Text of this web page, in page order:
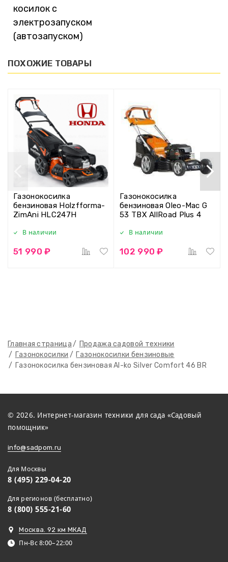
Главная страница
Продажа садовой техники
Газонокосилки
Газонокосилки бензиновые
Газонокосилка бензиновая Al-ko Silver Comfort 46 BR
косилок с
электрозапуском
(автозапуском)
ПОХОЖИЕ ТОВАРЫ
Газонокосилка
бензиновая Holzfforma-
ZimAni HLC247H
В наличии
51 990 ₽
Газонокосилка
бензиновая Oleo-Mac G
53 TBX AllRoad Plus 4
В наличии
102 990 ₽
© 2026. Интернет-магазин техники для сада «Садовый
помощник»
info@sadpom.ru
Для Москвы
8 (495) 229-04-20
Для регионов (бесплатно)
8 (800) 555-21-60
Москва. 92 км МКАД
Пн-Вс 8:00–22:00